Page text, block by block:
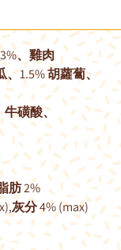
3%、雞肉
、1.5%胡蘿蔔、
磺酸、
肪2%
灰分4% (max)